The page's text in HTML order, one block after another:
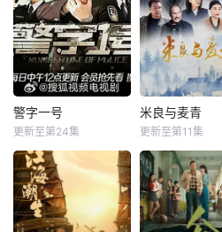
警字一号
更新至第24集
米良与麦青
更新至第11集